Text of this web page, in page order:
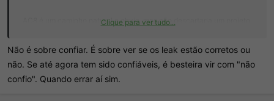
AC8 é um caminho natural e obvio, mas não descartaria um projeto
lançamento do 7 e eles podem repetir, até pra testar tecnologia e no
Clique para ver tudo...
Não é sobre confiar. É sobre ver se os leak estão corretos ou
não. Se até agora tem sido confiáveis, é besteira vir com "não
confio". Quando errar aí sim.